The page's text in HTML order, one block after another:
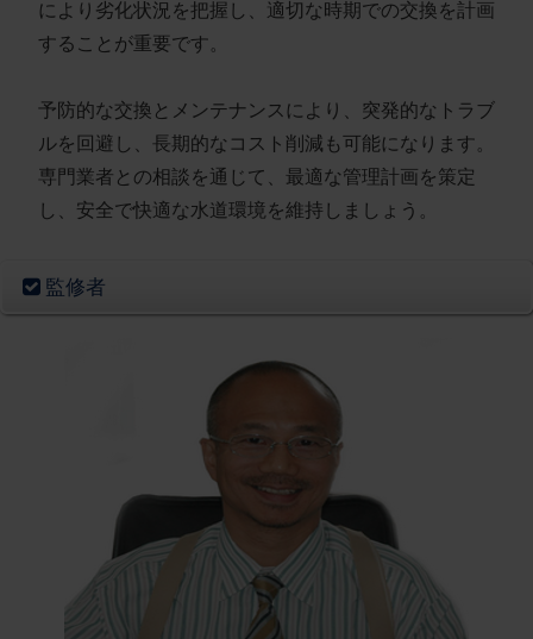
により劣化状況を把握し、適切な時期での交換を計画
することが重要です。
予防的な交換とメンテナンスにより、突発的なトラブ
ルを回避し、長期的なコスト削減も可能になります。
専門業者との相談を通じて、最適な管理計画を策定
し、安全で快適な水道環境を維持しましょう。
監修者